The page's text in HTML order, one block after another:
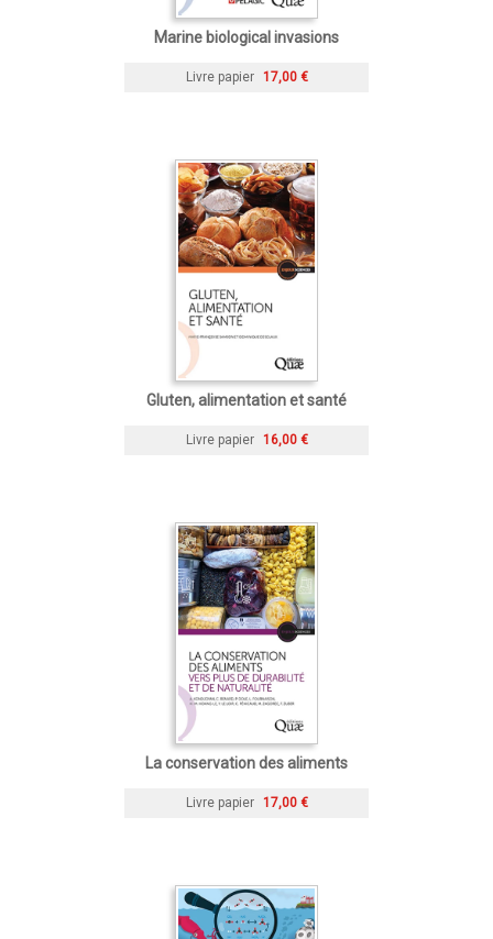
Marine biological invasions
Livre papier 17,00 €
Gluten, alimentation et santé
Livre papier 16,00 €
La conservation des aliments
Livre papier 17,00 €